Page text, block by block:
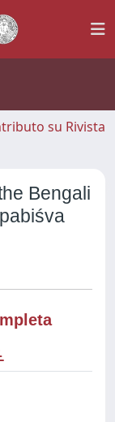
su Rivista
Bengali